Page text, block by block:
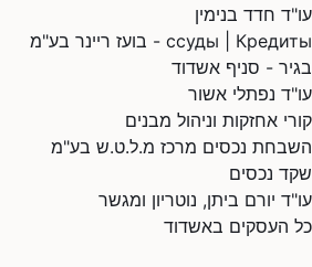
עו"ד חדד בנימין
ссуды | Кредиты - בועז ריינר בע"מ
בגיר - סניף אשדוד
עו"ד נפתלי אשור
קורי אחזקות וניהול מבנים
השבחת נכסים מרכז מ.ל.ט.ש בע"מ
שקד נכסים
עו"ד יורם ביתן, נוטריון ומגשר
כל העסקים באשדוד